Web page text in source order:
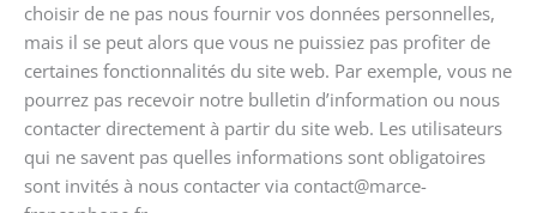
choisir de ne pas nous fournir vos données personnelles,
mais il se peut alors que vous ne puissiez pas profiter de
certaines fonctionnalités du site web. Par exemple, vous ne
pourrez pas recevoir notre bulletin d’information ou nous
contacter directement à partir du site web. Les utilisateurs
qui ne savent pas quelles informations sont obligatoires
sont invités à nous contacter via contact@marce-